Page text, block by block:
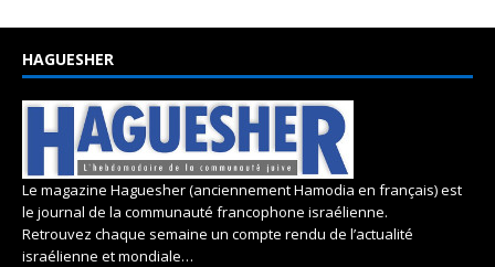
HAGUESHER
Le magazine Haguesher (anciennement Hamodia en français) est
le journal de la communauté francophone israélienne.
Retrouvez chaque semaine un compte rendu de l’actualité
israélienne et mondiale…